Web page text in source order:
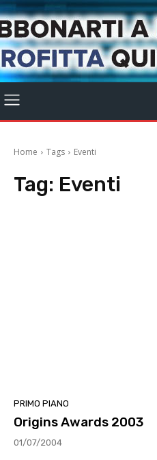
Home Tags Eventi
Tag: Eventi
PRIMO PIANO
Origins Awards 2003
01/07/2004